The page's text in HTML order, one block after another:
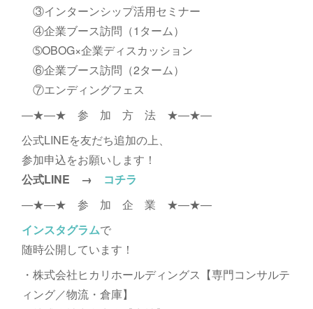
③インターンシップ活用セミナー
④企業ブース訪問（1ターム）
➄OBOG×企業ディスカッション
⑥企業ブース訪問（2ターム）
⑦エンディングフェス
―★―★ 参 加 方 法 ★―★―
公式LINEを友だち追加の上、
参加申込をお願いします！
公式LINE → コチラ
―★―★ 参 加 企 業 ★―★―
インスタグラムで
随時公開しています！
・株式会社ヒカリホールディングス【専門コンサルテ
ィング／物流・倉庫】